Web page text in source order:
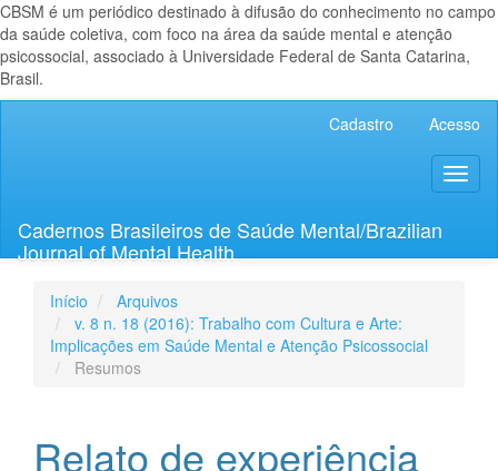
CBSM é um periódico destinado à difusão do conhecimento no campo
da saúde coletiva, com foco na área da saúde mental e atenção
psicossocial, associado à Universidade Federal de Santa Catarina,
Brasil.
Lateral
Cadastro Acesso
Cadernos Brasileiros de Saúde Mental/Brazilian
Journal of Mental Health
Início
Arquivos
v. 8 n. 18 (2016): Trabalho com Cultura e Arte:
Implicações em Saúde Mental e Atenção Psicossocial
Resumos
Relato de experiência